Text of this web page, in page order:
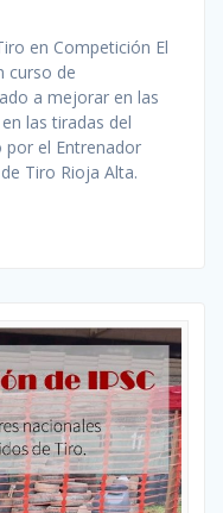
en Competición El
curso de
a mejorar en las
las tiradas del
por el Entrenador
Tiro Rioja Alta.